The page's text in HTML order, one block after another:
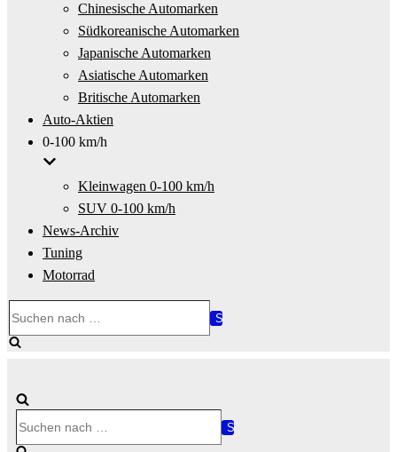
Chinesische Automarken
Südkoreanische Automarken
Japanische Automarken
Asiatische Automarken
Britische Automarken
Auto-Aktien
0-100 km/h
Kleinwagen 0-100 km/h
SUV 0-100 km/h
News-Archiv
Tuning
Motorrad
nach …
nach …